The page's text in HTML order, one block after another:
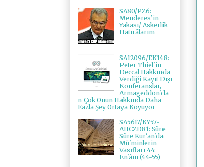
SA80/PZ6:
Menderes’in
Yakası/ Askerlik
Hatırâlarım
SA12096/EK148:
Peter Thiel'in
Deccal Hakkında
Verdiği Kayıt Dışı
Konferanslar,
Armageddon'da
n Çok Onun Hakkında Daha
Fazla Şey Ortaya Koyuyor
SA5617/KY57-
AHCZD81: Sûre
Sûre Kur'an'da
Mü'minlerin
Vasıfları 44:
En'âm (44-55)